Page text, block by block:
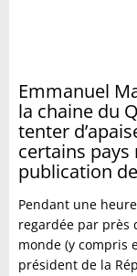
Emmanuel
la chaine du
tenter
certains
publication
Pendant une
regardée par près
monde (y compris
président de la